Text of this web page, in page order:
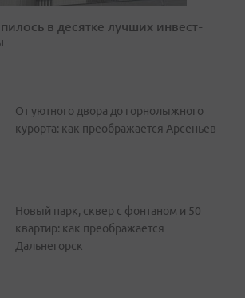
в десятке лучших инвест-
От уютного двора до горнолыжного
курорта: как преображается Арсеньев
Новый парк, сквер с фонтаном и 50
квартир: как преображается
Дальнегорск